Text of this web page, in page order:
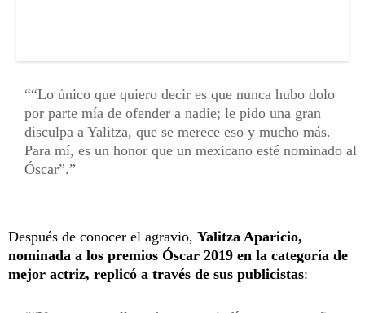
“Lo único que quiero decir es que nunca hubo dolo
por parte mía de ofender a nadie; le pido una gran
disculpa a Yalitza, que se merece eso y mucho más.
Para mí, es un honor que un mexicano esté nominado al
Óscar”.
Después de conocer el agravio, Yalitza Aparicio,
nominada a los premios Óscar 2019 en la categoría de
mejor actriz, replicó a través de sus publicistas: